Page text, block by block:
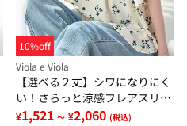
10%off
Viola e Viola
【選べる２丈】シワになりにく
い！さらっと涼感フレアスリー
ブブラウス
¥1,521 ～ ¥2,060 (税込)